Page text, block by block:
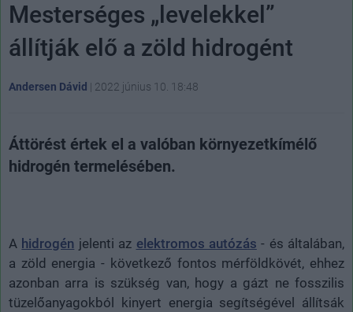
Mesterséges „levelekkel”
állítják elő a zöld hidrogént
Andersen Dávid | 2022 június 10. 18:48
Áttörést értek el a valóban környezetkímélő
hidrogén termelésében.
A hidrogén jelenti az elektromos autózás - és általában,
a zöld energia - következő fontos mérföldkövét, ehhez
azonban arra is szükség van, hogy a gázt ne fosszilis
tüzelőanyagokból kinyert energia segítségével állítsák